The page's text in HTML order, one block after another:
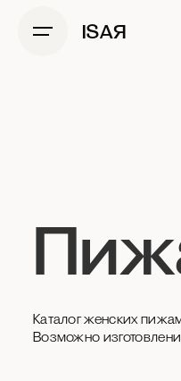
ISAЯ
Каталог женских
Возможно